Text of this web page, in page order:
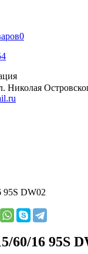
0
Николая
95S DW02
60/16 95S